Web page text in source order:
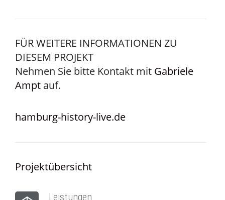
FÜR WEITERE INFORMATIONEN ZU
DIESEM PROJEKT
Nehmen Sie bitte Kontakt mit Gabriele
Ampt auf.
hamburg-history-live.de
Projektübersicht
Leistungen